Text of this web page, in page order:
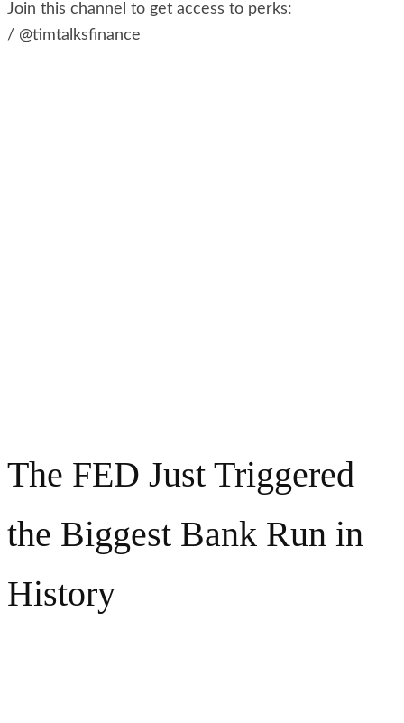
Join this channel to get access to perks:
/ @timtalksfinance
The FED Just Triggered
the Biggest Bank Run in
History